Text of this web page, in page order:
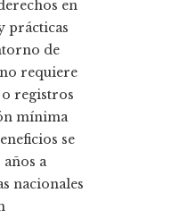
en
prácticas
de
requiere
registros
mínima
se
a
nacionales